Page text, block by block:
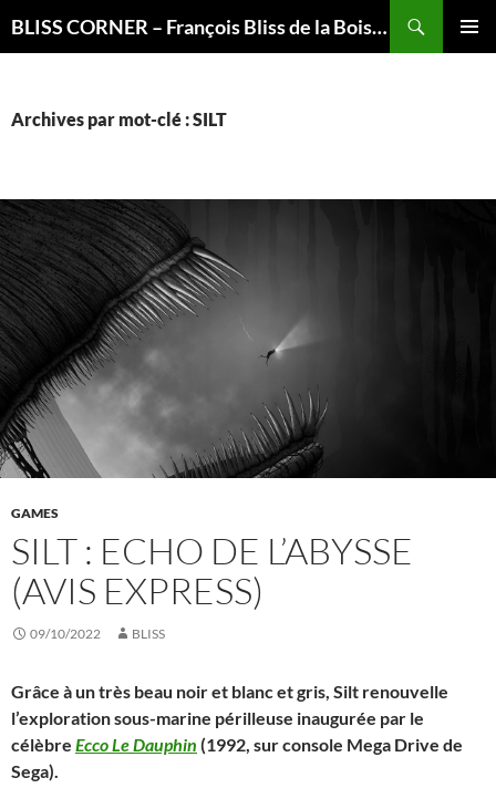
BLISS CORNER – François Bliss de la Boissière is here
Archives par mot-clé : SILT
GAMES
SILT : ECHO DE L’ABYSSE
(AVIS EXPRESS)
09/10/2022 BLISS
Grâce à un très beau noir et blanc et gris, Silt renouvelle
l’exploration sous-marine périlleuse inaugurée par le
célèbre Ecco Le Dauphin (1992, sur console Mega Drive de
Sega).